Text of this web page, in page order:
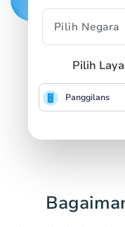
Pilih
Panggilans